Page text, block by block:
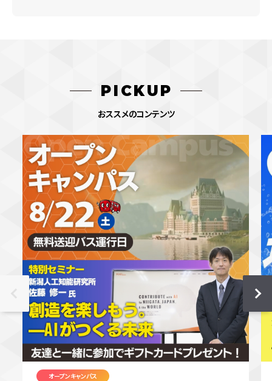
PICKUP
おススメのコンテンツ
オープンキャンパス